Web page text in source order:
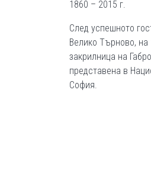
1860 – 2015 г.
След успешното
Велико Търново,
закрилница на
представена в
София.